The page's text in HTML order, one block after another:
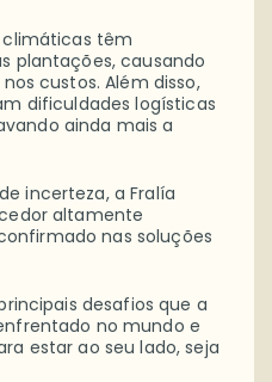
climáticas têm
plantações, causando
custos. Além disso,
dificuldades logísticas
ainda mais a
incerteza, a Fralía
altamente
nas soluções
desafios que a
no mundo e
estar ao seu lado, seja